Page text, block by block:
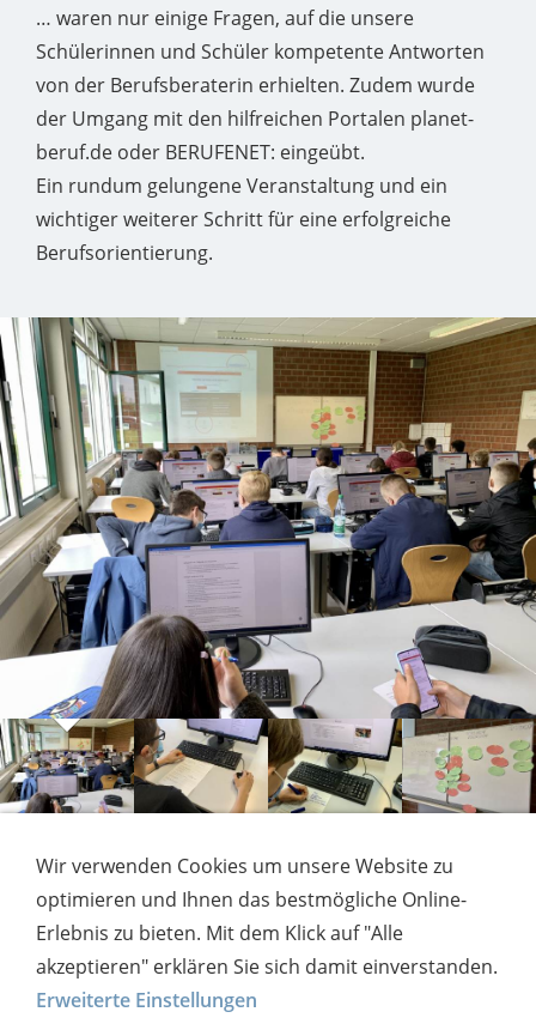
… waren nur einige Fragen, auf die unsere
Schülerinnen und Schüler kompetente Antworten
von der Berufsberaterin erhielten. Zudem wurde
der Umgang mit den hilfreichen Portalen planet-
beruf.de oder BERUFENET: eingeübt.
Ein rundum gelungene Veranstaltung und ein
wichtiger weiterer Schritt für eine erfolgreiche
Berufsorientierung.
WAS GEHT NACH KLASSE 10?
WILNSDORFER AZUBI-MAP
VORGESTELLT
Wir verwenden Cookies um unsere Website zu
optimieren und Ihnen das bestmögliche Online-
Erlebnis zu bieten. Mit dem Klick auf "Alle
akzeptieren" erklären Sie sich damit einverstanden.
Erweiterte Einstellungen